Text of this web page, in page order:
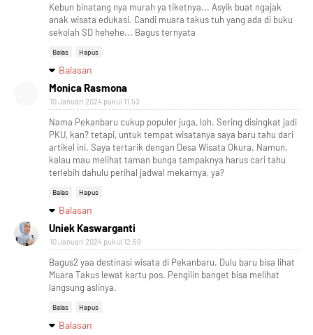
Kebun binatang nya murah ya tiketnya... Asyik buat ngajak
anak wisata edukasi. Candi muara takus tuh yang ada di buku
sekolah SD hehehe... Bagus ternyata
Balas Hapus
Balasan
Monica Rasmona
10 Januari 2024 pukul 11.53
Nama Pekanbaru cukup populer juga, loh. Sering disingkat jadi
PKU, kan? tetapi, untuk tempat wisatanya saya baru tahu dari
artikel ini. Saya tertarik dengan Desa Wisata Okura. Namun,
kalau mau melihat taman bunga tampaknya harus cari tahu
terlebih dahulu perihal jadwal mekarnya, ya?
Balas Hapus
Balasan
Uniek Kaswarganti
10 Januari 2024 pukul 12.59
Bagus2 yaa destinasi wisata di Pekanbaru. Dulu baru bisa lihat
Muara Takus lewat kartu pos. Pengiiin banget bisa melihat
langsung aslinya.
Balas Hapus
Balasan